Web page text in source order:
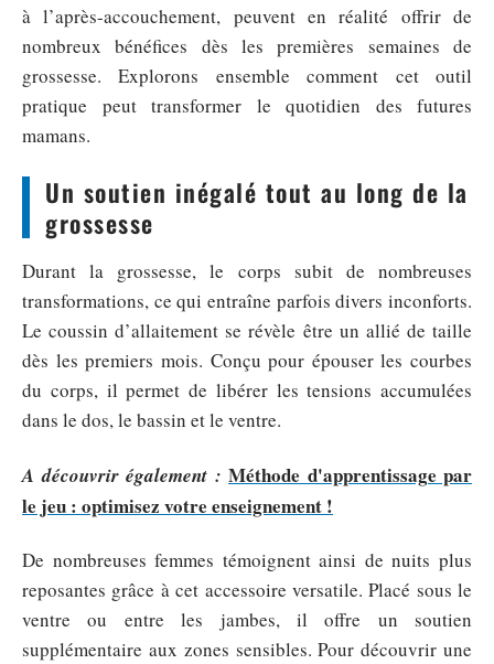
à l’après-accouchement, peuvent en réalité offrir de
nombreux bénéfices dès les premières semaines de
grossesse. Explorons ensemble comment cet outil
pratique peut transformer le quotidien des futures
mamans.
Un soutien inégalé tout au long de la
grossesse
Durant la grossesse, le corps subit de nombreuses
transformations, ce qui entraîne parfois divers inconforts.
Le coussin d’allaitement se révèle être un allié de taille
dès les premiers mois. Conçu pour épouser les courbes
du corps, il permet de libérer les tensions accumulées
dans le dos, le bassin et le ventre.
A découvrir également : Méthode d'apprentissage par
le jeu : optimisez votre enseignement !
De nombreuses femmes témoignent ainsi de nuits plus
reposantes grâce à cet accessoire versatile. Placé sous le
ventre ou entre les jambes, il offre un soutien
supplémentaire aux zones sensibles. Pour découvrir une